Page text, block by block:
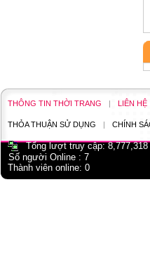
THÔNG TIN THỜI TRANG | LIÊN HỆ
THỎA THUẬN SỬ DỤNG | CHÍNH
Tổng lượt truy cập:8,777,318
Số người Online : 7
Thành viên online: 0